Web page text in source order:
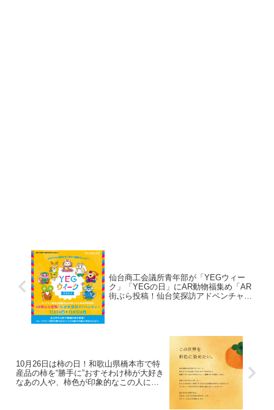
仙台商工会議所青年部が「YEGウィー
ク」「YEGの日」にAR動物福集め「AR
街ぶら投稿！仙台笑探訪アドベンチャ
10月26日は柿の日！和歌山県橋本市で特
産品の柿を“勝手に”おすそわけ柿が大好き
なあの人や、柿色が印象的なこの人に